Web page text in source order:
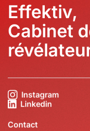
Effektiv,
Cabinet
Instagram
Linkedin
Contact